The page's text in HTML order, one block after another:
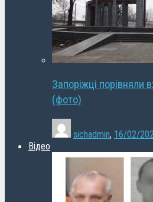
Запоріжці порівняли
(фото)
sichadmin, 16/02/
Відео